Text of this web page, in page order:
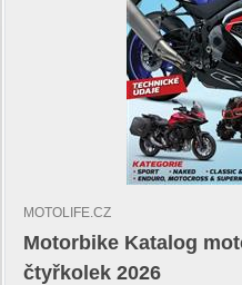
MOTOLIFE.CZ
Motorbike Katalog
čtyřkolek 2026